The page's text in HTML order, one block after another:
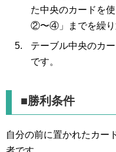
た中央のカードを
②〜④」までを繰り
テーブル中央のカ
です。
■勝利条件
自分の前に置かれたカー